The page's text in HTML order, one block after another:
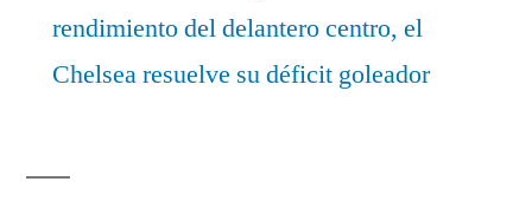
rendimiento del delantero centro, el
Chelsea resuelve su déficit goleador